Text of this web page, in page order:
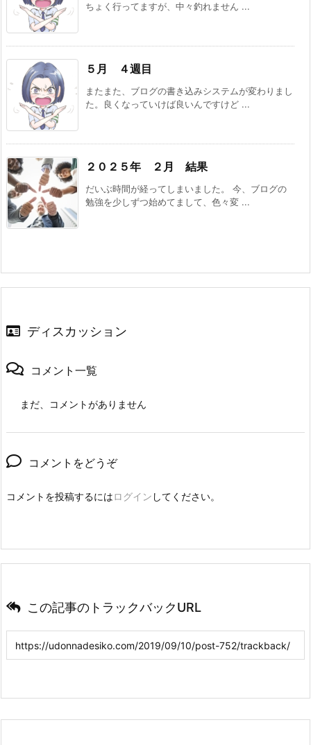
ちょく行ってますが、中々釣れません ...
５月 ４週目
またまた、ブログの書き込みシステムが変わりまし
た。良くなっていけば良いんですけど ...
２０２５年 ２月 結果
だいぶ時間が経ってしまいました。 今、ブログの
勉強を少しずつ始めてまして、色々変 ...
ディスカッション
コメント一覧
まだ、コメントがありません
コメントをどうぞ
コメントを投稿するにはログイン してください。
この記事のトラックバックURL